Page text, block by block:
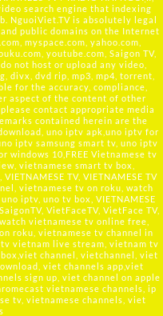
search engine that indexing
NguoiViet.TV is absolutely legal
public domains on the Internet
myspace.com, yahoo.com,
youtube.com, Saigon TV,
not host or upload any video,
divx, dvd rip, mp3, mp4, torrent,
for the accuracy, compliance,
aspect of the content of other
contact appropriate media
contained herein are the
uno iptv apk,uno iptv for
iptv samsung smart tv, uno iptv
windows 10,FREE Vietnamese tv
vietnamese smart tv box,
TV, VIETNAMESE TV
vietnamese tv on roku, watch
iptv, uno tv box, VIETNAMESE
VietFaceTV, VietFace TV,
vietnamese tv online free,
roku, vietnamese tv channel in
vietnam live stream, vietnam tv
channel, vietchannel, viet
viet channels app,viet
sign up, viet channel on apple
vietnamese channels, ip
tv, vietnamese channels, viet